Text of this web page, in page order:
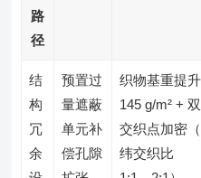
路
径
结
构
冗
余
预置过
量遮蔽
单元补
偿孔隙
织物基重提
145 g/m² +
交织点加密
纬交织比